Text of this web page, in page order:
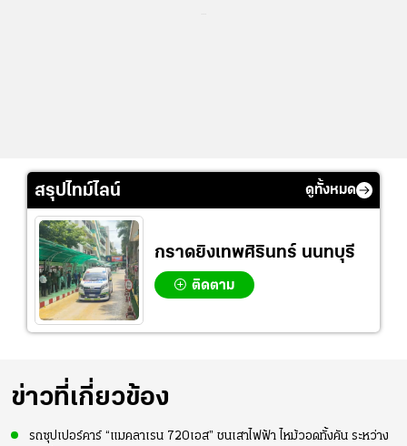
สรุปไทม์ไลน์ ดูทั้งหมด
กราดยิงเทพศิรินทร์ นนทบุรี
ติดตาม
ข่าวที่เกี่ยวข้อง
รถซุปเปอร์คาร์ “แมคลาเรน 720เอส” ชนเสาไฟฟ้า ไหม้วอดทั้งคัน ระหว่าง